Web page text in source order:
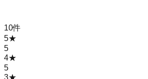
10件
5★
5
4★
5
3★